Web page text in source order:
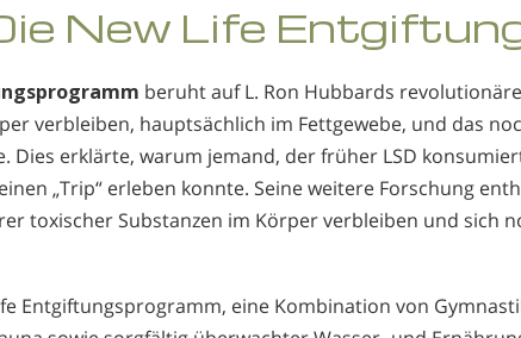
New Life
beruht auf L. Ron Hubbards
verbleiben, hauptsächlich im Fettgewebe, und das
Dies erklärte, warum jemand, der früher LSD
„Trip“ erleben konnte. Seine weitere Forschung
toxischer Substanzen im Körper verbleiben und sich
Entgiftungsprogramm, eine Kom­bination von